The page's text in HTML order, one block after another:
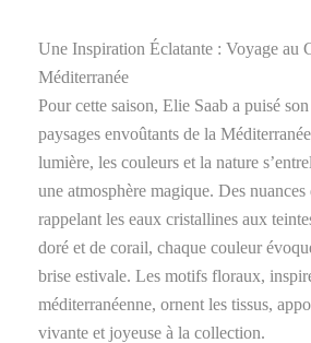
Une Inspiration Éclatante : Voyage au
Méditerranée
Pour cette saison, Elie Saab a puisé
paysages envoûtants de la
lumière, les couleurs et la nature
une atmosphère magique. Des
rappelant les eaux cristallines aux
doré et de corail, chaque couleur
brise estivale. Les motifs floraux,
méditerranéenne, ornent les tissus,
vivante et joyeuse à la collection.